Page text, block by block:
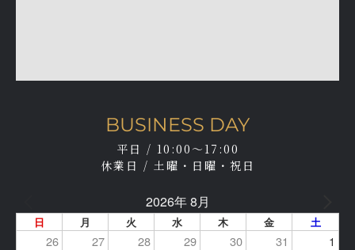
BUSINESS DAY
平日 / 10:00～17:00
休業日 / 土曜・日曜・祝日
2026年 8月
日 月 火 水 木 金 土
26 27 28 29 30 31 1